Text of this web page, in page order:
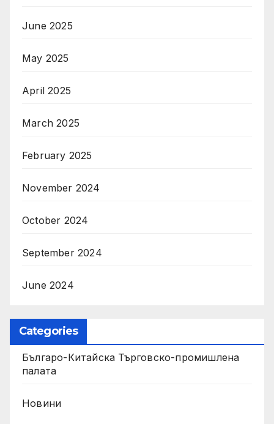
June 2025
May 2025
April 2025
March 2025
February 2025
November 2024
October 2024
September 2024
June 2024
Categories
Българо-Китайска Търговско-промишлена
палaта
Новини